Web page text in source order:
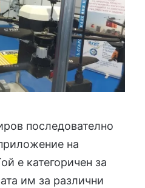
последователно
на
е категоричен за
им за различни